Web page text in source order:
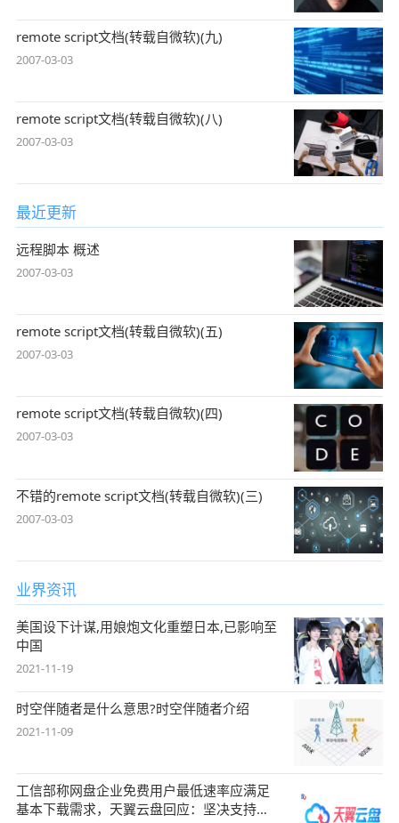
remote script文档(转载自微软)(九)
2007-03-03
remote script文档(转载自微软)(八)
2007-03-03
最近更新
远程脚本 概述
2007-03-03
remote script文档(转载自微软)(五)
2007-03-03
remote script文档(转载自微软)(四)
2007-03-03
不错的remote script文档(转载自微软)(三)
2007-03-03
业界资讯
美国设下计谋,用娘炮文化重塑日本,已影响至
中国
2021-11-19
时空伴随者是什么意思?时空伴随者介绍
2021-11-09
工信部称网盘企业免费用户最低速率应满足
基本下载需求，天翼云盘回应：坚决支持，